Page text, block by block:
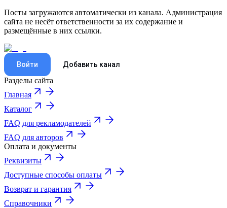
Посты загружаются автоматически из канала. Администрация
сайта не несёт ответственности за их содержание и
размещённые в них ссылки.
Войти Добавить канал
Разделы сайта
Главная
Каталог
FAQ для рекламодателей
FAQ для авторов
Оплата и документы
Реквизиты
Доступные способы оплаты
Возврат и гарантия
Справочники